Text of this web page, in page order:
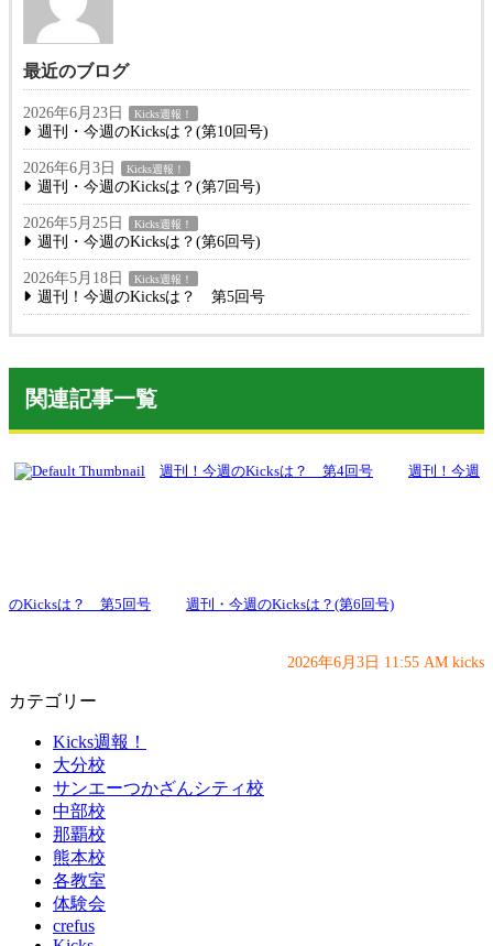
最近のブログ
2026年6月23日 Kicks週報！
週刊・今週のKicksは？(第10回号)
2026年6月3日 Kicks週報！
週刊・今週のKicksは？(第7回号)
2026年5月25日 Kicks週報！
週刊・今週のKicksは？(第6回号)
2026年5月18日 Kicks週報！
週刊！今週のKicksは？ 第5回号
関連記事一覧
週刊！今週のKicksは？ 第4回号 週刊！今週
のKicksは？ 第5回号 週刊・今週のKicksは？(第6回号)
2026年6月3日 11:55 AM kicks
カテゴリー
Kicks週報！
大分校
サンエーつかざんシティ校
中部校
那覇校
熊本校
各教室
体験会
crefus